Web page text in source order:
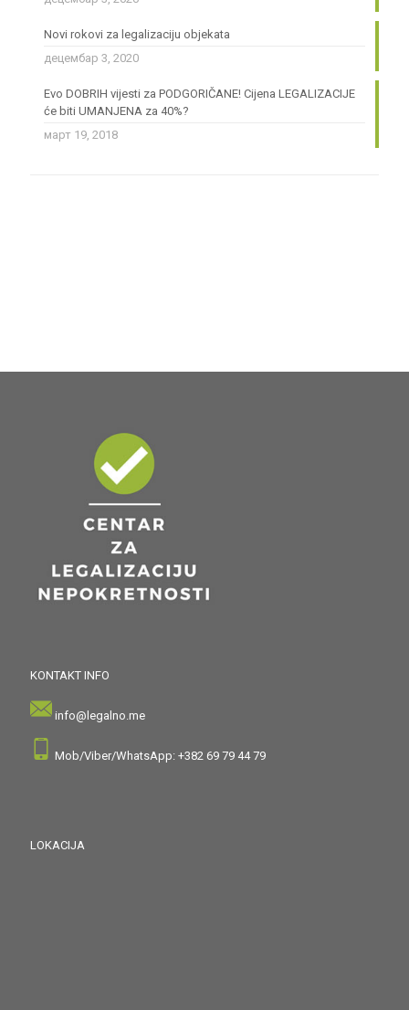
Novi rokovi za legalizaciju objekata
децембар 3, 2020
Evo DOBRIH vijesti za PODGORIČANE! Cijena LEGALIZACIJE
će biti UMANJENA za 40%?
март 19, 2018
KONTAKT INFO
info@legalno.me
Mob/Viber/WhatsApp: +382 69 79 44 79
LOKACIJA